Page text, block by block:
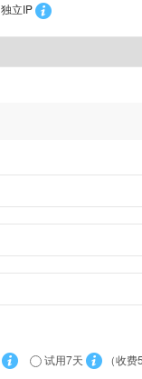
独立IP
试用7天
（收费